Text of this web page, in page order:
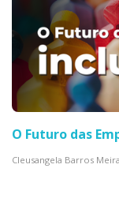
O Futuro das
Cleusangela Barros